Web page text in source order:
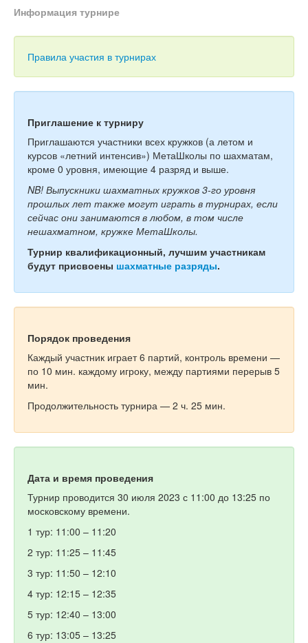
Тесты
Игры
Информация турнире
Правила участия в турнирах
Приглашение к турниру
Приглашаются участники всех кружков (а летом и
курсов «летний интенсив») МетаШколы по шахматам,
кроме 0 уровня, имеющие 4 разряд и выше.
NB! Выпускники шахматных кружков 3-го уровня
прошлых лет также могут играть в турнирах, если
сейчас они занимаются в любом, в том числе
нешахматном, кружке МетаШколы.
Турнир квалификационный, лучшим участникам
будут присвоены шахматные разряды.
Порядок проведения
Каждый участник играет 6 партий, контроль времени —
по 10 мин. каждому игроку, между партиями перерыв 5
мин.
Продолжительность турнира — 2 ч. 25 мин.
Дата и время проведения
Турнир проводится 30 июля 2023 с 11:00 до 13:25 по
московскому времени.
1 тур: 11:00 – 11:20
2 тур: 11:25 – 11:45
3 тур: 11:50 – 12:10
4 тур: 12:15 – 12:35
5 тур: 12:40 – 13:00
6 тур: 13:05 – 13:25